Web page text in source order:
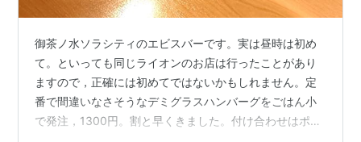
御茶ノ水ソラシティのエビスバーです。実は昼時は初め
て。といっても同じライオンのお店は行ったことがあり
ますので，正確には初めてではないかもしれません。定
番で間違いなさそうなデミグラスハンバーグをごはん小
で発注，1300円。割と早くきました。付け合わせはポテ